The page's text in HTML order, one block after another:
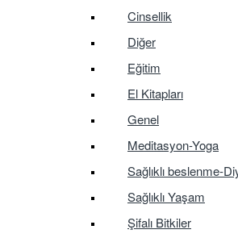
Cinsellik
Diğer
Eğitim
El Kitapları
Genel
Meditasyon-Yoga
Sağlıklı beslenme-
Sağlıklı Yaşam
Şifalı Bitkiler